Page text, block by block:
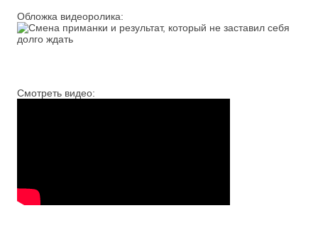
Обложка видеоролика:
Смотреть видео: